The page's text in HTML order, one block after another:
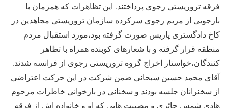
فرقه تروریستی رجوی پرداختند. این تظاهرات که همزمان با
بازجویی از مریم رجوی سرکرده سازمان تروریستی مجاهدین در
کاخ دادگستری پاریس صورت گرفته بود،مورد استقبال مردم
منطقه قرار گرفته و با شعارهای کوبنده همراه با تظاهر
کنندگان،خواستار اخراج گروه تروریستی رجوی از فرانسه شدند.
آقای محمد حسین سبحانی ضمن شرکت در این حرکت اعتراضی
از سخنرانان جلسه بودند و سخنانی در بازخوانی خاطرات مرحوم
هادی شمس حائری و مصیبت هایی که او و خانواده اش از فرقه